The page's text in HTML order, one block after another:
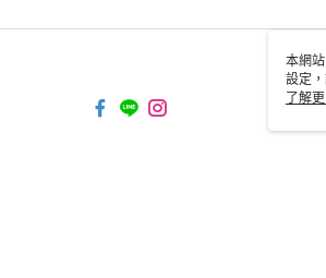
本網
設定
使用
了解